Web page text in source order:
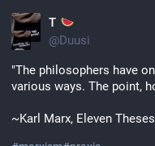
T
@Duusi
"The philosophers have
various ways. The point,
~Karl Marx, Eleven